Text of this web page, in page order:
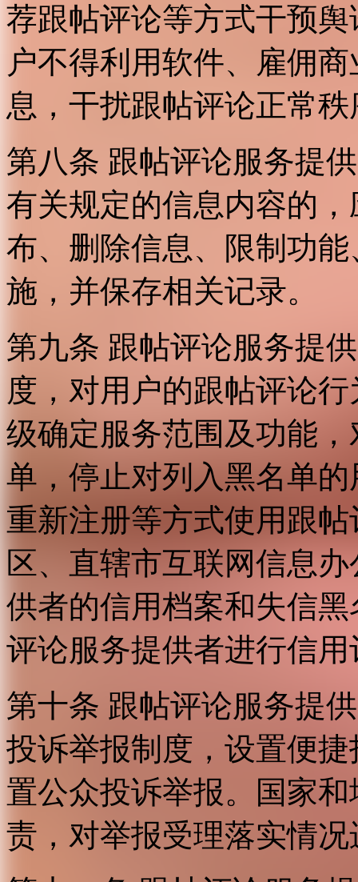
荐跟帖评论等方式干预
户不得利用软件、雇佣
息，干扰跟帖评论正常
第八条 跟帖评论服务提
有关规定的信息内容的
布、删除信息、限制功
施，并保存相关记录。
第九条 跟帖评论服务提
度，对用户的跟帖评论
级确定服务范围及功能
单，停止对列入黑名单
重新注册等方式使用跟
区、直辖市互联网信息
供者的信用档案和失信
评论服务提供者进行信用
第十条 跟帖评论服务提
投诉举报制度，设置便
置公众投诉举报。国家
责，对举报受理落实情